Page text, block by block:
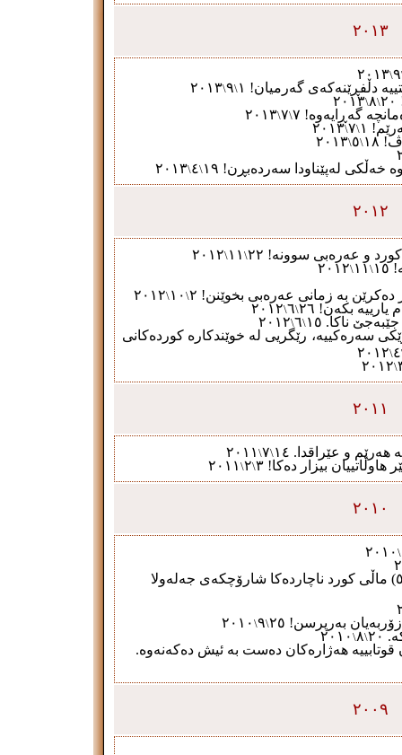
٢٠١٣
٩\٢٠١٣
دڵفڕێنەکەی گەرمیان! ١\٩\٢٠١٣
٢٠\٨\٢٠١٣
گەڕایەوە! ٧\٧\٢٠١٣
١\٧\٢٠١٣
١٨\٥\٢٠١٣
خەڵکی لەپێناودا سەردەبڕن! ١٩\٤\٢٠١٣
٢٠١٢
کورد و عەرەبی سوونە! ٢٢\ ١١\٢٠١٢
١٥\ ١١\٢٠١٢
دەکرێن بە زمانی عەرەبی بخوێنن! ٢\ ١٠\٢٠١٢
یارییە بکەن! ٢٦\٦\٢٠١٢
ناکا. ١ ٥ \٦\٢٠١٢
سەرەکییە، رێگر یی لە خوێندکارە کوردەکانی
٤\٢٠١٢
\٢٠١٢
٢٠١١
هەرێم و عێراقدا. ١٤\٧\ ٢٠١١
بیزارده‌کا!٣\٢\ ٢٠١١
٢٠١٠
\ ٢٠١٠
هەڕەشەی تیرۆریستان زیاد لە (٥٥٠) ماڵی کورد ناچاردەکا شارۆچکەی جەلەولا
به‌رپرسن! ٢٥\٩\ ٢٠١٠
. ٢٠\٨\ ٢٠١٠
قوتابییه‌ هەژارەکان دەست بە ئیش دەکەنەوە.
٢٠٠٩